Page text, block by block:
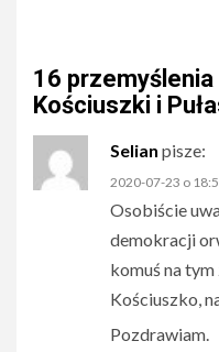
16 przemyślenia
Kościuszki i
Selian pisze:
2020-07-23 o
Osobiście
demokracji
komuś na
Kościuszko,
Pozdrawiam.